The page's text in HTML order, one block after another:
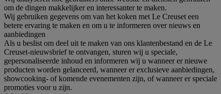
om de dingen makkelijker en interessanter te maken.
Wij gebruiken gegevens om van het koken met Le Creuset een
betere ervaring te maken en om u te informeren over nieuws en
aanbiedingen
Als u beslist om deel uit te maken van ons klantenbestand en de Le
Creuset-nieuwsbrief te ontvangen, sturen wij u speciale,
gepersonaliseerde inhoud en informeren wij u wanneer er nieuwe
producten worden gelanceerd, wanneer er exclusieve aanbiedingen,
showcooking- of komende evenementen zijn, of wanneer er speciale
promoties voor u zijn.